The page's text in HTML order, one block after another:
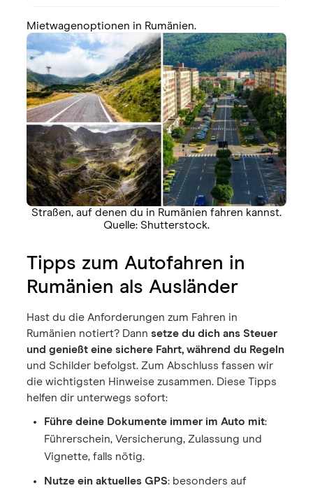
Mietwagenoptionen in Rumänien.
Straßen, auf denen du in Rumänien fahren kannst.
Quelle: Shutterstock.
Tipps zum Autofahren in
Rumänien als Ausländer
Hast du die Anforderungen zum Fahren in
Rumänien notiert? Dannsetze du dich ans Steuer
und genießt eine sichere Fahrt, während du Regeln
und Schilder befolgst. Zum Abschluss fassen wir
die wichtigsten Hinweise zusammen. Diese Tipps
helfen dir unterwegs sofort:
Führe deine Dokumente immer im Auto mit:
Führerschein, Versicherung, Zulassung und
Vignette, falls nötig.
Nutze ein aktuelles GPS: besonders auf